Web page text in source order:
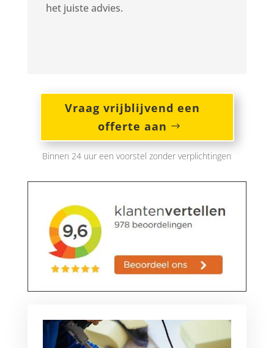
het juiste advies.
Vraag vrijblijvend een
offerte aan
Binnen 24 uur een voorstel zonder verplichtingen